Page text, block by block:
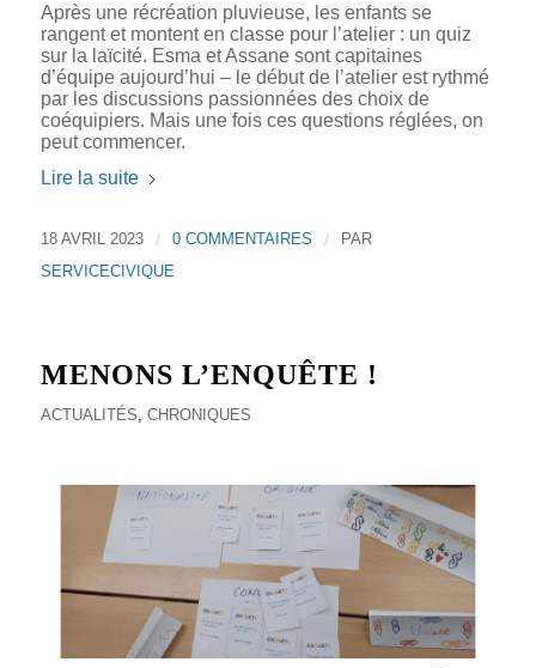
Après une récréation pluvieuse, les enfants se
rangent et montent en classe pour l’atelier : un quiz
sur la laïcité. Esma et Assane sont capitaines
d’équipe aujourd’hui – le début de l’atelier est rythmé
par les discussions passionnées des choix de
coéquipiers. Mais une fois ces questions réglées, on
peut commencer.
Lire la suite
18 AVRIL 2023 / 0 COMMENTAIRES /
PAR
SERVICECIVIQUE
MENONS L’ENQUÊTE !
ACTUALITÉS, CHRONIQUES